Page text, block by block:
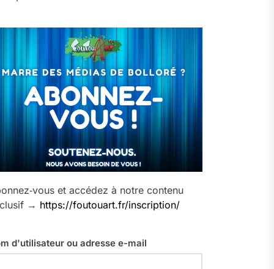
et accédez à notre contenu
→ https://foutouart.fr/inscription/
d'utilisateur ou adresse e-mail